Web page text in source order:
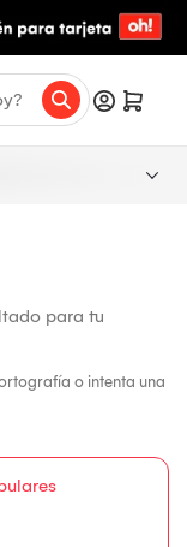
para tu
o intenta una